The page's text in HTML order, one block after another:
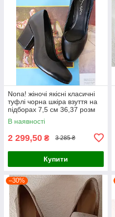
Nona! жіночі якісні класичні
туфлі чорна шкіра взуття на
підборах 7,5 см 36,37 розм
В наявності
2 299,50 ₴ 3 285 ₴
Купити
–30%